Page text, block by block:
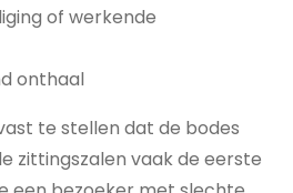
of werkende
onthaal
te stellen dat de bodes
zittingszalen vaak de eerste